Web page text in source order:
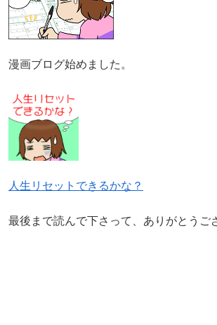
漫画ブログ始めました。
人生リセットできるかな？
最後まで読んで下さって、ありがとうご